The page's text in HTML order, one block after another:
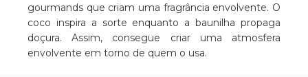
gourmands que criam uma fragrância envolvente. O
coco inspira a sorte enquanto a baunilha propaga
doçura. Assim, consegue criar uma atmosfera
envolvente em torno de quem o usa.